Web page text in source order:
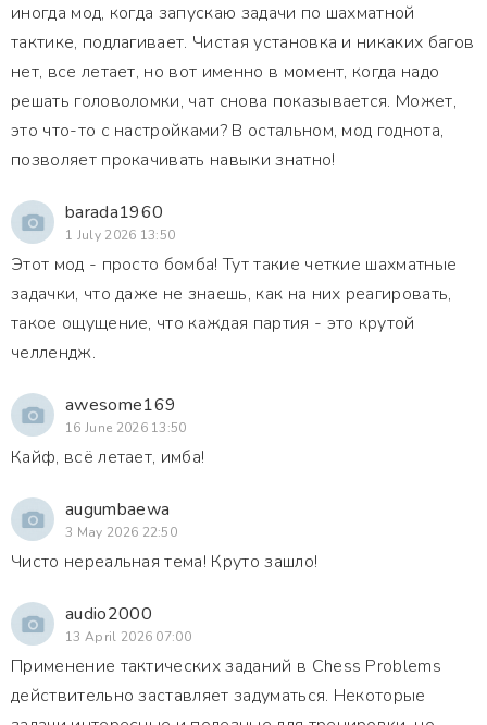
иногда мод, когда запускаю задачи по шахматной
тактике, подлагивает. Чистая установка и никаких багов
нет, все летает, но вот именно в момент, когда надо
решать головоломки, чат снова показывается. Может,
это что-то с настройками? В остальном, мод годнота,
позволяет прокачивать навыки знатно!
barada1960
1 July 2026 13:50
Этот мод - просто бомба! Тут такие четкие шахматные
задачки, что даже не знаешь, как на них реагировать,
такое ощущение, что каждая партия - это крутой
челлендж.
awesome169
16 June 2026 13:50
Кайф, всё летает, имба!
augumbaewa
3 May 2026 22:50
Чисто нереальная тема! Круто зашло!
audio2000
13 April 2026 07:00
Применение тактических заданий в Chess Problems
действительно заставляет задуматься. Некоторые